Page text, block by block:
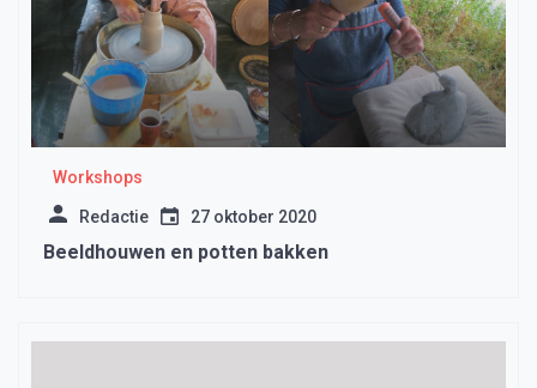
Workshops
Redactie 27 oktober 2020
Beeldhouwen en potten bakken